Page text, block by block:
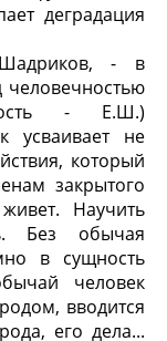
деградация
- в
- Е.Ш.)
усваивает не
который
закрытого
Научить
Без обычая
в сущность
человек
вводится
его дела...